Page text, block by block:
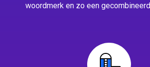
woordmerk en zo een